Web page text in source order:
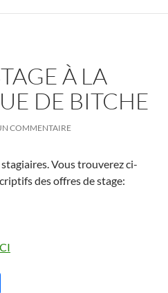
À LA
DE BITCHE
COMMENTAIRE
Vous trouverez ci-
des offres de stage: